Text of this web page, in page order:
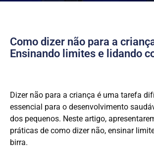
Como dizer não para a
Ensinando limites e lidando
Dizer não para a criança é uma tarefa
essencial para o desenvolvimento
dos pequenos. Neste artigo,
práticas de como dizer não, ensinar
birra.